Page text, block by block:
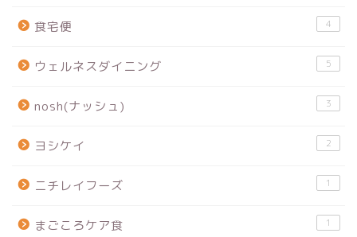
食宅便 4
ウェルネスダイニング 5
nosh(ナッシュ) 3
ヨシケイ 2
ニチレイフーズ 1
まごころケア食 1